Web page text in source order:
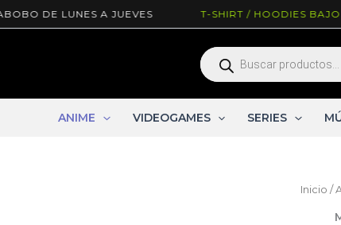
DE LUNES A JUEVES T-SHIRT / HOODIES BAJO
Búsqueda
de
productos
ANIME VIDEOGAMES SERIES
Inicio /